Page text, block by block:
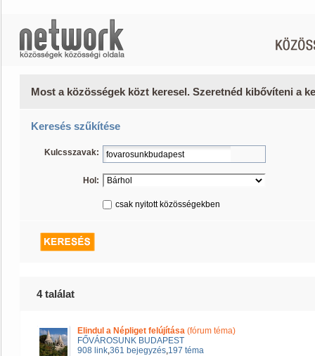
Most a közösségek közt keresel. Szeretnéd kibővíteni a
Keresés szűkítése
Kulcsszavak:
Hol:
csak nyitott közösségekben
4 találat
Elindul a Népliget felújítása (fórum téma)
FŐVÁROSUNK BUDAPEST
908 link,361 bejegyzés,197 téma